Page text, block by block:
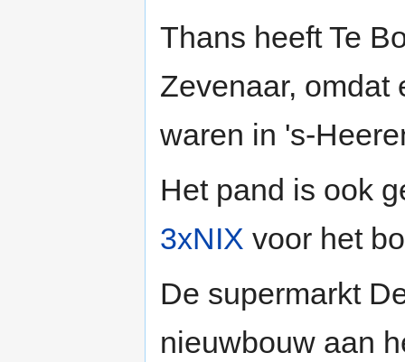
Thans heeft Te
Zevenaar, omdat
waren in 's-
Het pand is ook
3xNIX voor het
De supermarkt
nieuwbouw aan